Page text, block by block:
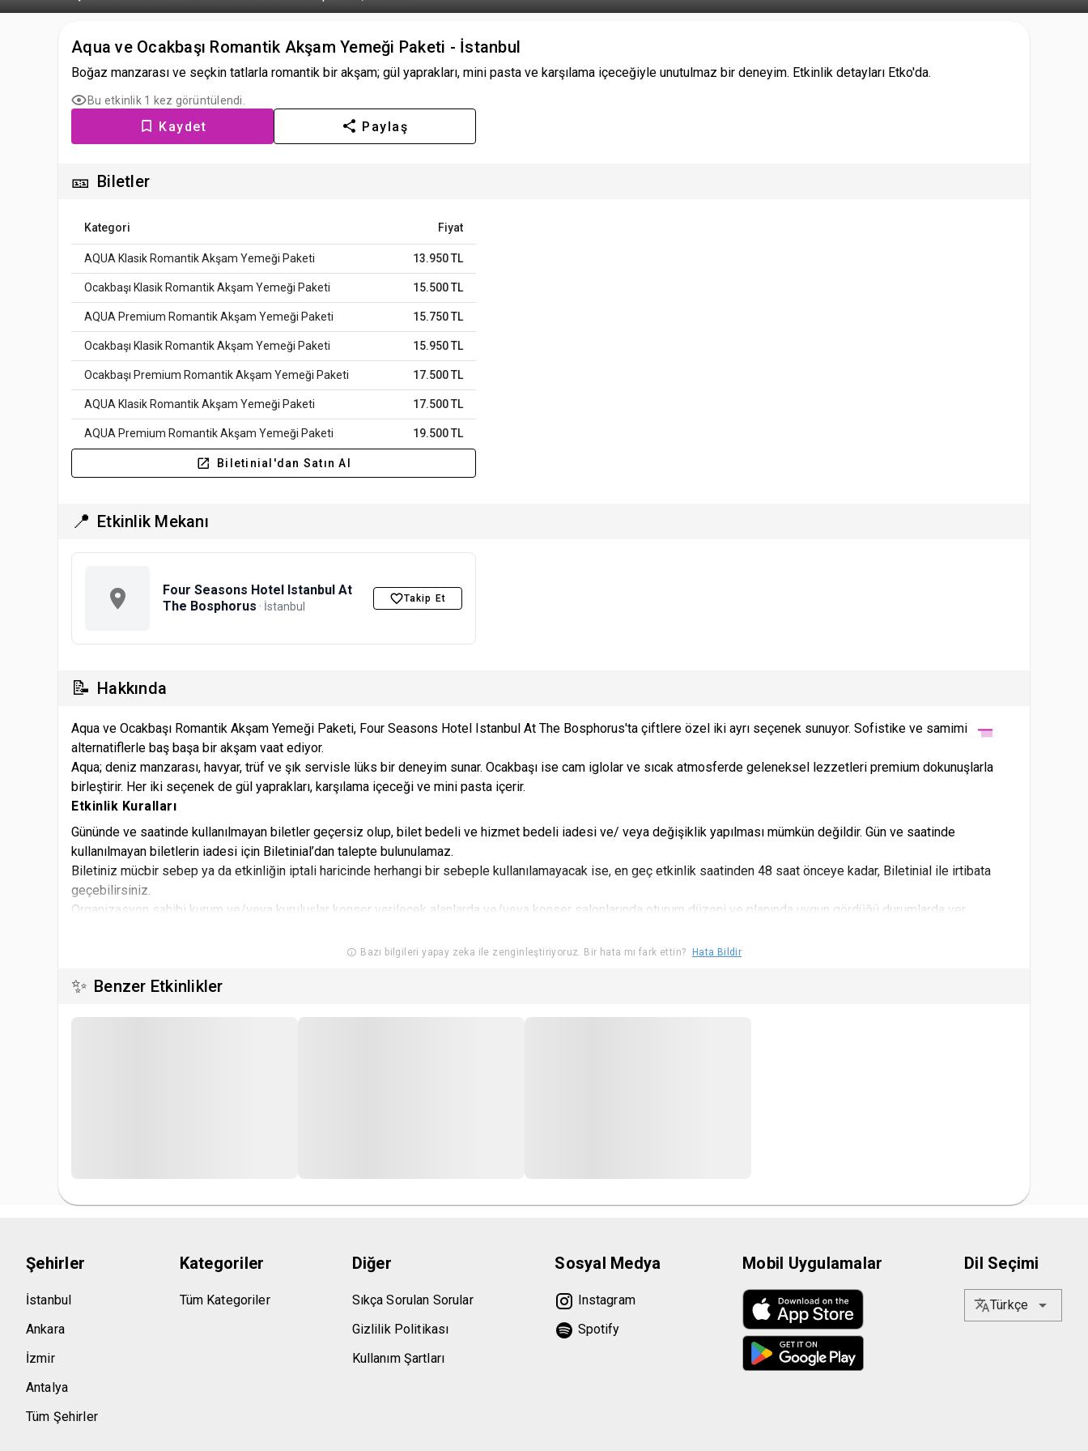
Aqua ve Ocakbaşı Romantik Akşam Yemeği Paketi - İstanbul
Boğaz manzarası ve seçkin tatlarla romantik bir akşam; gül yaprakları, mini pasta ve karşılama içeceğiyle unutulmaz bir deneyim. Etkinlik detayları Etko'da.
Bu etkinlik 1 kez görüntülendi.
Kaydet Paylaş
🎫 Biletler
Kategori Fiyat
AQUA Klasik Romantik Akşam Yemeği Paketi 13.950 TL
Ocakbaşı Klasik Romantik Akşam Yemeği Paketi 15.500 TL
AQUA Premium Romantik Akşam Yemeği Paketi 15.750 TL
Ocakbaşı Klasik Romantik Akşam Yemeği Paketi 15.950 TL
Ocakbaşı Premium Romantik Akşam Yemeği Paketi 17.500 TL
AQUA Klasik Romantik Akşam Yemeği Paketi 17.500 TL
AQUA Premium Romantik Akşam Yemeği Paketi 19.500 TL
Biletinial'dan Satın Al
📍 Etkinlik Mekanı
Four Seasons Hotel Istanbul At
The Bosphorus · İstanbul
Takip Et
📝 Hakkında
Aqua ve Ocakbaşı Romantik Akşam Yemeği Paketi, Four Seasons Hotel Istanbul At The Bosphorus'ta çiftlere özel iki ayrı seçenek sunuyor. Sofistike ve samimi
alternatiflerle baş başa bir akşam vaat ediyor.
Aqua; deniz manzarası, havyar, trüf ve şık servisle lüks bir deneyim sunar. Ocakbaşı ise cam iglolar ve sıcak atmosferde geleneksel lezzetleri premium dokunuşlarla
birleştirir. Her iki seçenek de gül yaprakları, karşılama içeceği ve mini pasta içerir.
Etkinlik Kuralları
Gününde ve saatinde kullanılmayan biletler geçersiz olup, bilet bedeli ve hizmet bedeli iadesi ve/ veya değişiklik yapılması mümkün değildir. Gün ve saatinde
kullanılmayan biletlerin iadesi için Biletinial’dan talepte bulunulamaz.
Biletiniz mücbir sebep ya da etkinliğin iptali haricinde herhangi bir sebeple kullanılamayacak ise, en geç etkinlik saatinden 48 saat önceye kadar, Biletinial ile irtibata
geçebilirsiniz.
Organizasyon sahibi kurum ve/veya kuruluşlar konser verilecek alanlarda ve/veya konser salonlarında oturum düzeni ve planında uygun gördüğü durumlarda yer
Kullanıcı Biletinial üzerinden satın almış olduğu biletler için etkinlik için geçerli olan yaş sınırı kurallarına uyduğunu kabul eder. Yaş sınırları için satın alınan biletin etkinlik
Etkinliğe ait indirimli bilet tanımı olması ve indirimli bilet seçeneği ile bilet satın alınması durumunda Kullanıcı bu indirimli bilete tabi olduğu kabul ve tahaahüt eder.
Bazı bilgileri yapay zeka ile zenginleştiriyoruz. Bir hata mı fark ettin? Hata Bildir
✨ Benzer Etkinlikler
Şehirler
İstanbul
Ankara
İzmir
Antalya
Tüm Şehirler
Kategoriler
Tüm Kategoriler
Diğer
Sıkça Sorulan Sorular
Gizlilik Politikası
Kullanım Şartları
Sosyal Medya
Instagram
Spotify
Mobil Uygulamalar Dil Seçimi
Türkçe